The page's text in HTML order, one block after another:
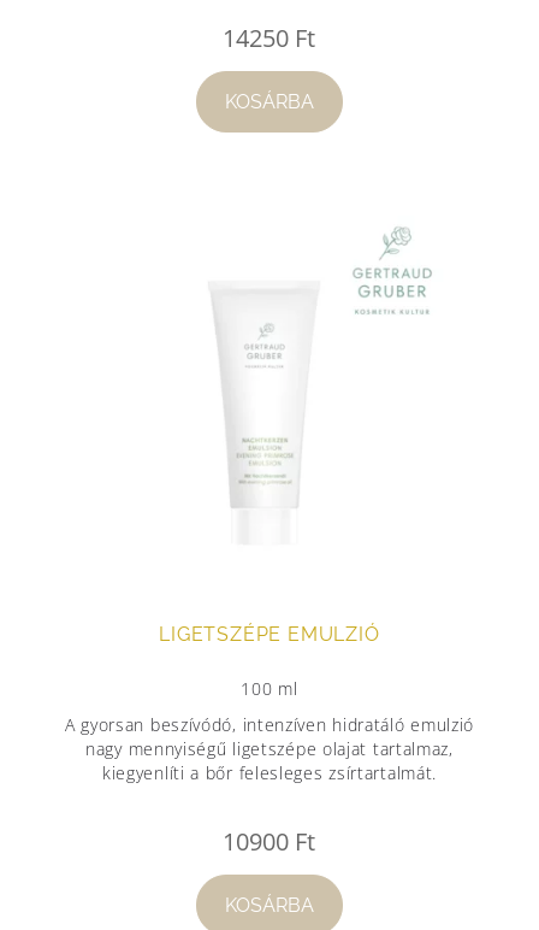
14250 Ft
KOSÁRBA
LIGETSZÉPE EMULZIÓ
100 ml
A gyorsan beszívódó, intenzíven hidratáló emulzió
nagy mennyiségű ligetszépe olajat tartalmaz,
kiegyenlíti a bőr felesleges zsírtartalmát.
10900 Ft
KOSÁRBA